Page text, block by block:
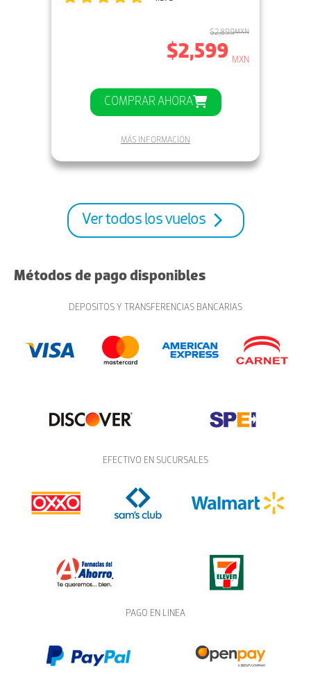
$2,899MXN
$2,599 MXN
COMPRAR AHORA
MÁS INFORMACIÓN
Ver todos los vuelos
Métodos de pago disponibles
DEPOSITOS Y TRANSFERENCIAS BANCARIAS
EFECTIVO EN SUCURSALES
PAGO EN LINEA